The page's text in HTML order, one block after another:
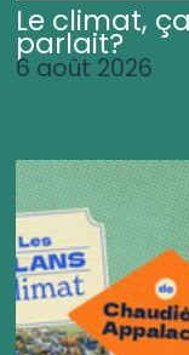
Le climat,
parlait?
6 août 2026